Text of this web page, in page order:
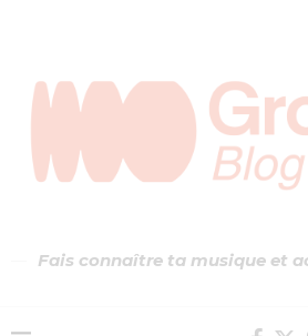
Fais connaître ta musique et